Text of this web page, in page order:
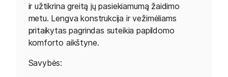
ir užtikrina greitą jų pasiekiamumą žaidimo
metu. Lengva konstrukcija ir vežimėliams
pritaikytas pagrindas suteikia papildomo
komforto aikštyne.
Savybės: